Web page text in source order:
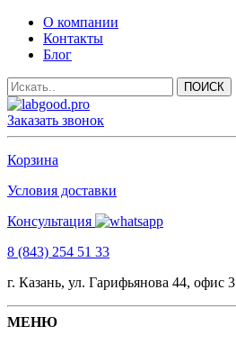
О компании
Контакты
Блог
Заказать звонок
Корзина
Условия доставки
Консультация
8 (843) 254 51 33
г. Казань, ул. Гарифьянова 44, офис 3
МЕНЮ